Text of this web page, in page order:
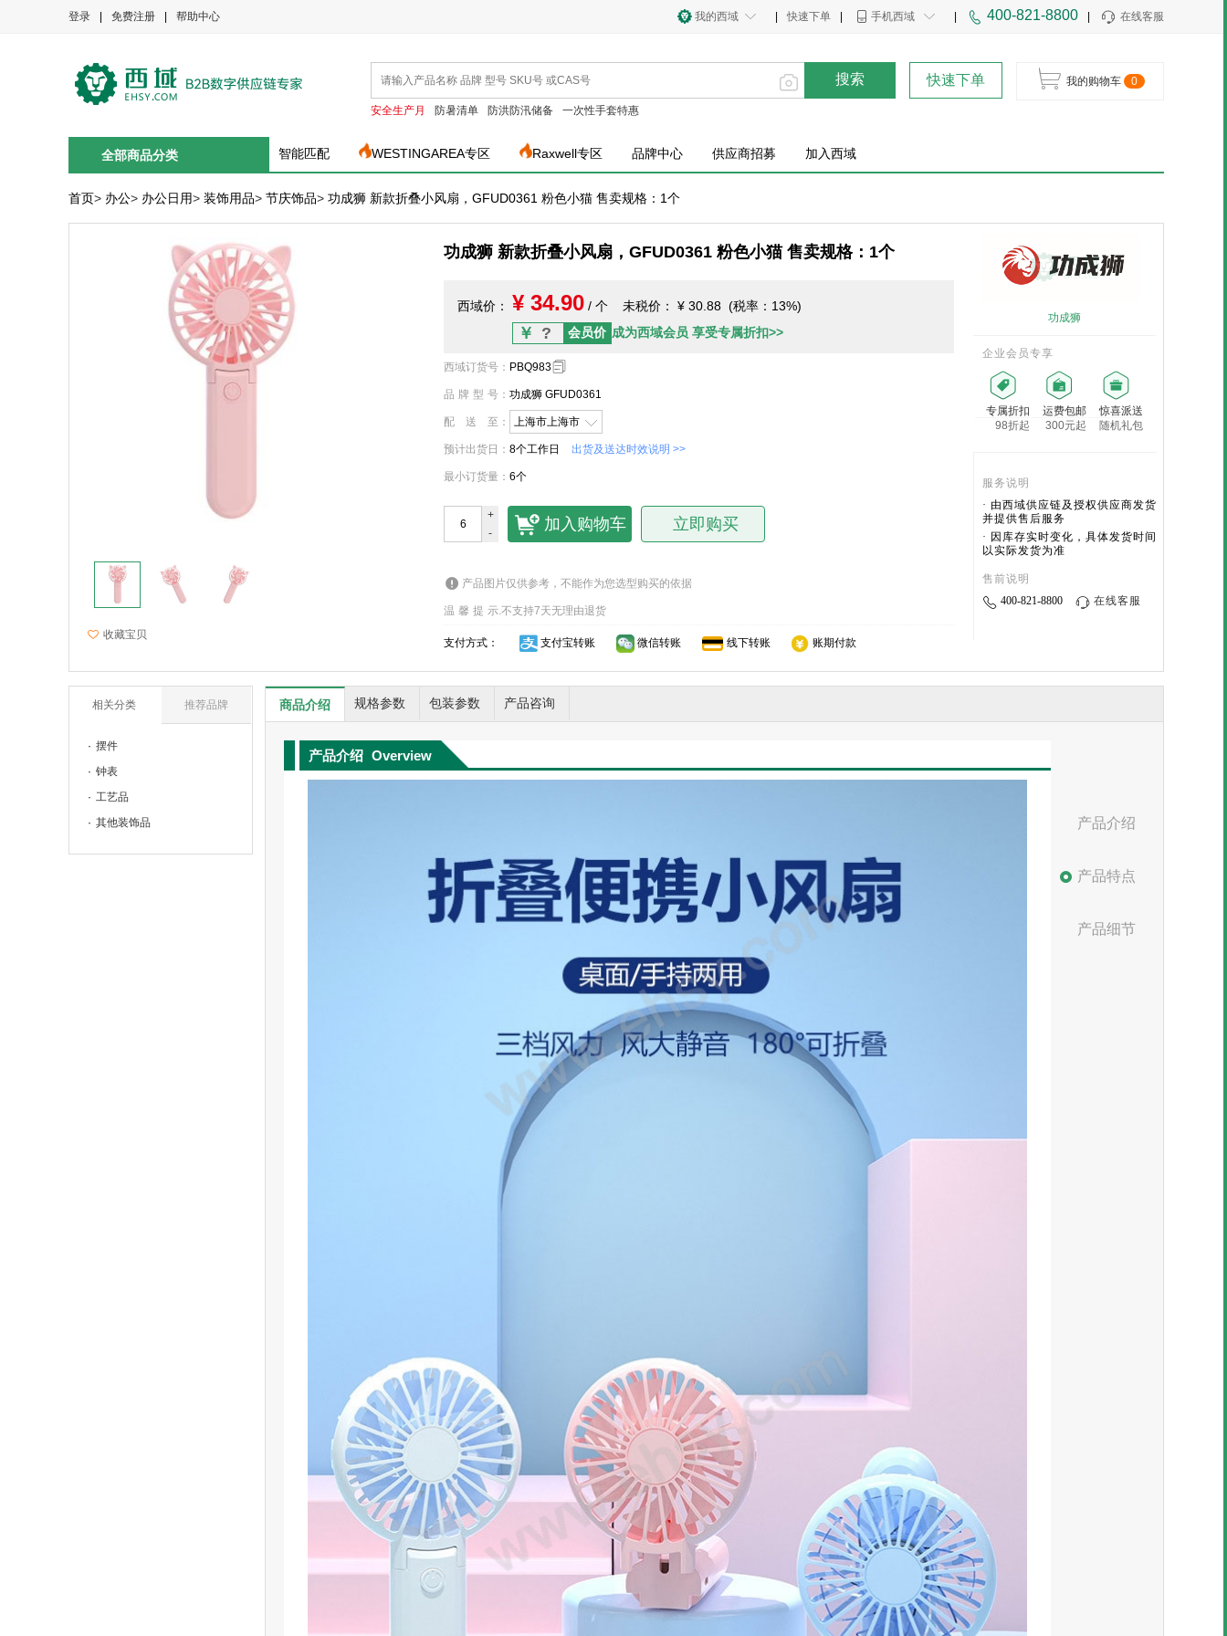
登录 免费注册 帮助中心 在线客服
400-821-8800
手机西域
快速下单
我的西域
搜索
安全生产月 防暑清单 防洪防汛储备 一次性手套特惠
快速下单 我的购物车 0
全部商品分类 智能匹配 WESTINGAREA专区 Raxwell专区 品牌中心 供应商招募 加入西域
首页> 办公> 办公日用> 装饰用品> 节庆饰品> 功成狮 新款折叠小风扇，GFUD0361 粉色小猫 售卖规格：1个
收藏宝贝
功成狮 新款折叠小风扇，GFUD0361 粉色小猫 售卖规格：1个
西域价： ¥ 34.90 / 个 未税价： ¥ 30.88 (税率：13%)
￥ ? 会员价 成为西域会员 享受专属折扣>>
西域订货号 ： PBQ983
品牌型号 ： 功成狮 GFUD0361
配送至 ： 上海市上海市
预计出货日 ： 8个工作日 出货及送达时效说明 >>
最小订货量 ： 6个
+
-
加入购物车 立即购买
产品图片仅供参考，不能作为您选型购买的依据
温馨提示.不支持7天无理由退货
支付方式： 支付宝转账 微信转账 线下转账 账期付款
功成狮
企业会员专享
专属折扣
98折起
运费包邮
300元起
惊喜派送
随机礼包
服务说明
· 由西域供应链及授权供应商发货
并提供售后服务
· 因库存实时变化，具体发货时间
以实际发货为准
售前说明
400-821-8800
在线客服
相关分类 推荐品牌
摆件
钟表
工艺品
其他装饰品
商品介绍 规格参数 包装参数 产品咨询
产品介绍 Overview
产品介绍
产品特点
产品细节